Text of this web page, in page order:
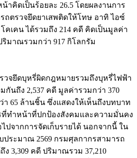
าคิดเป็นร้อยละ 26.5 โดยผลงานการ
ตรวจยึดยาเสพติดให้โทษ อาทิ ไอซ์
คเคน ได้รวมถึง 214 คดี คิดเป็นมูลค่า
ริมาณรวมกว่า 917 กิโลกรัม
วจยึดบุหรี่ผิดกฎหมายรวมถึงบุหรี่ไฟฟ้า
นถึง 2,537 คดี มูลค่ารวมกว่า 370
65 ล้านชิ้น ซึ่งแสดงให้เห็นถึงบทบาท
ทำหน้าที่ปกป้องสังคมและความมั่นคง
ปจากการจัดเก็บรายได้ นอกจากนี้ ใน
ประมาณ 2569 กรมศุลกากรสามารถ
3,309 คดี ปริมาณรวม 37,210